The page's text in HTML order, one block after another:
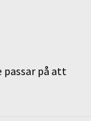
passar på att